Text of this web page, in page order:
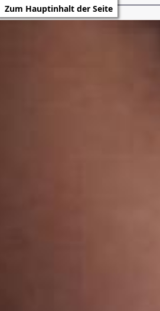
Zum Hauptinhalt der Seite